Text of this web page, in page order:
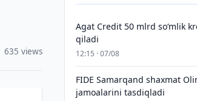
635 views
Agat Credit 50 mlrd so‘mlik
qiladi
12:15 · 07/08
FIDE Samarqand shaxmat
jamoalarini tasdiqladi